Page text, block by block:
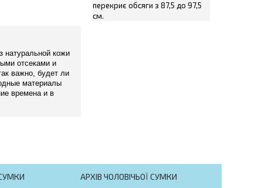
перекриє обсяги з 87,5 до 97,5
см.
натуральной кожи
отсеками и
важно, будет ли
материалы
времена и в
АРХІВ ЧОЛОВІЧЬОЇ СУМКИ